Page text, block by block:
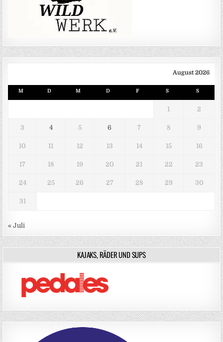
August 2026
M D M D F S S
1 2
3 4 5 6 7 8 9
10 11 12 13 14 15 16
17 18 19 20 21 22 23
24 25 26 27 28 29 30
31
« Juli
KAJAKS, RÄDER UND SUPS